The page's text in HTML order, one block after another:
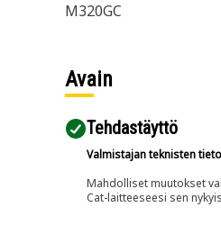
M320GC
Avain
Tehdastäyttö
Valmistajan teknisten
Mahdolliset muutokset
Cat-laitteeseesi sen